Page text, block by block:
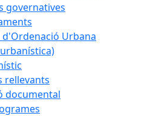
governatives
d'Ordenació Urbana
rellevants
documental